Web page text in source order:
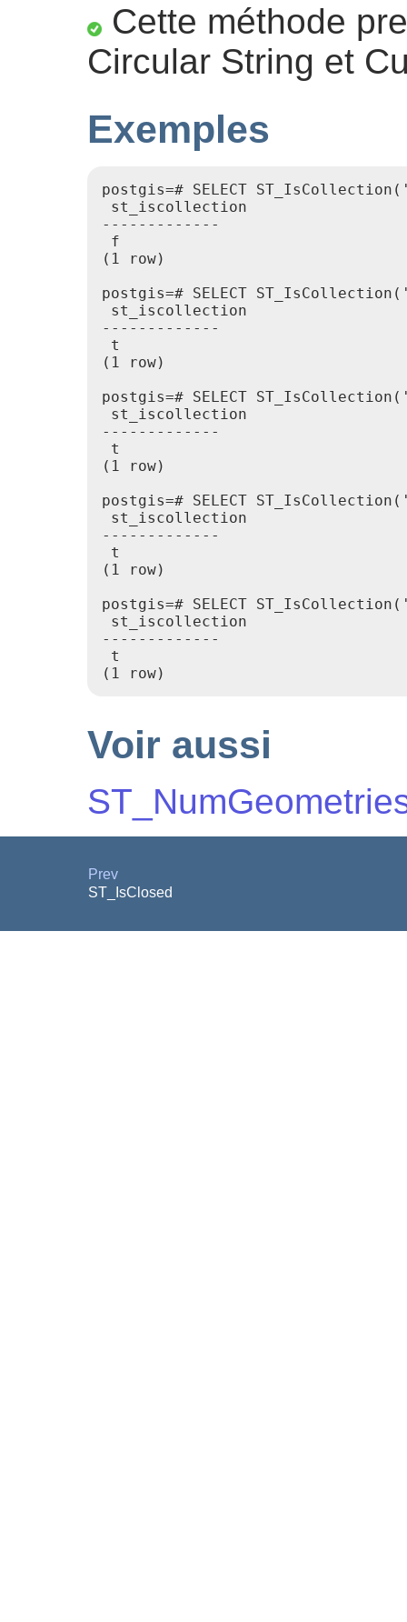
Cette méthode
Circular String et
Exemples
postgis=# SELECT
st_iscollection
-------------
f
(1 row)
postgis=# SELECT
st_iscollection
-------------
t
(1 row)
postgis=# SELECT
st_iscollection
-------------
t
(1 row)
postgis=# SELECT
st_iscollection
-------------
t
(1 row)
postgis=# SELECT
st_iscollection
-------------
t
(1 row)
Voir aussi
Prev
ST_IsClosed